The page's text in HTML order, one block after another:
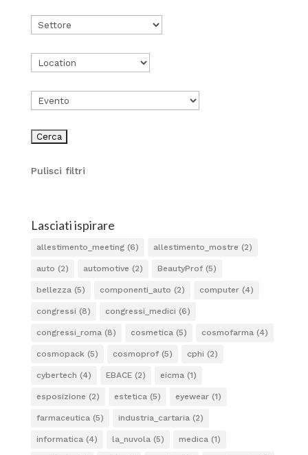
Pulisci filtri
Lasciati ispirare
allestimento_meeting(6) allestimento_mostre (2)
auto (2) automotive (2) BeautyProf(5)
bellezza(5) componenti_auto (2) computer(4)
congressi (8) congressi_medici (6)
congressi_roma(8) cosmetica(5) cosmofarma(4)
cosmopack(5) cosmoprof(5) cphi (2)
cybertech (4) EBACE(2) eicma(1)
esposizione (2) estetica(5) eyewear(1)
farmaceutica(5) industria_cartaria(2)
informatica(4) la_nuvola(5) medica(1)